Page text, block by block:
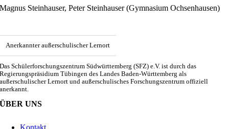
Magnus Steinhauser, Peter Steinhauser (Gymnasium Ochsenhausen)
Anerkannter außerschulischer Lernort
Das Schülerforschungszentrum Südwürttemberg (SFZ) e.V. ist durch das
Regierungspräsidium Tübingen des Landes Baden-Württemberg als
außerschulischer Lernort und außerschulisches Forschungszentrum offiziell
anerkannt.
ÜBER UNS